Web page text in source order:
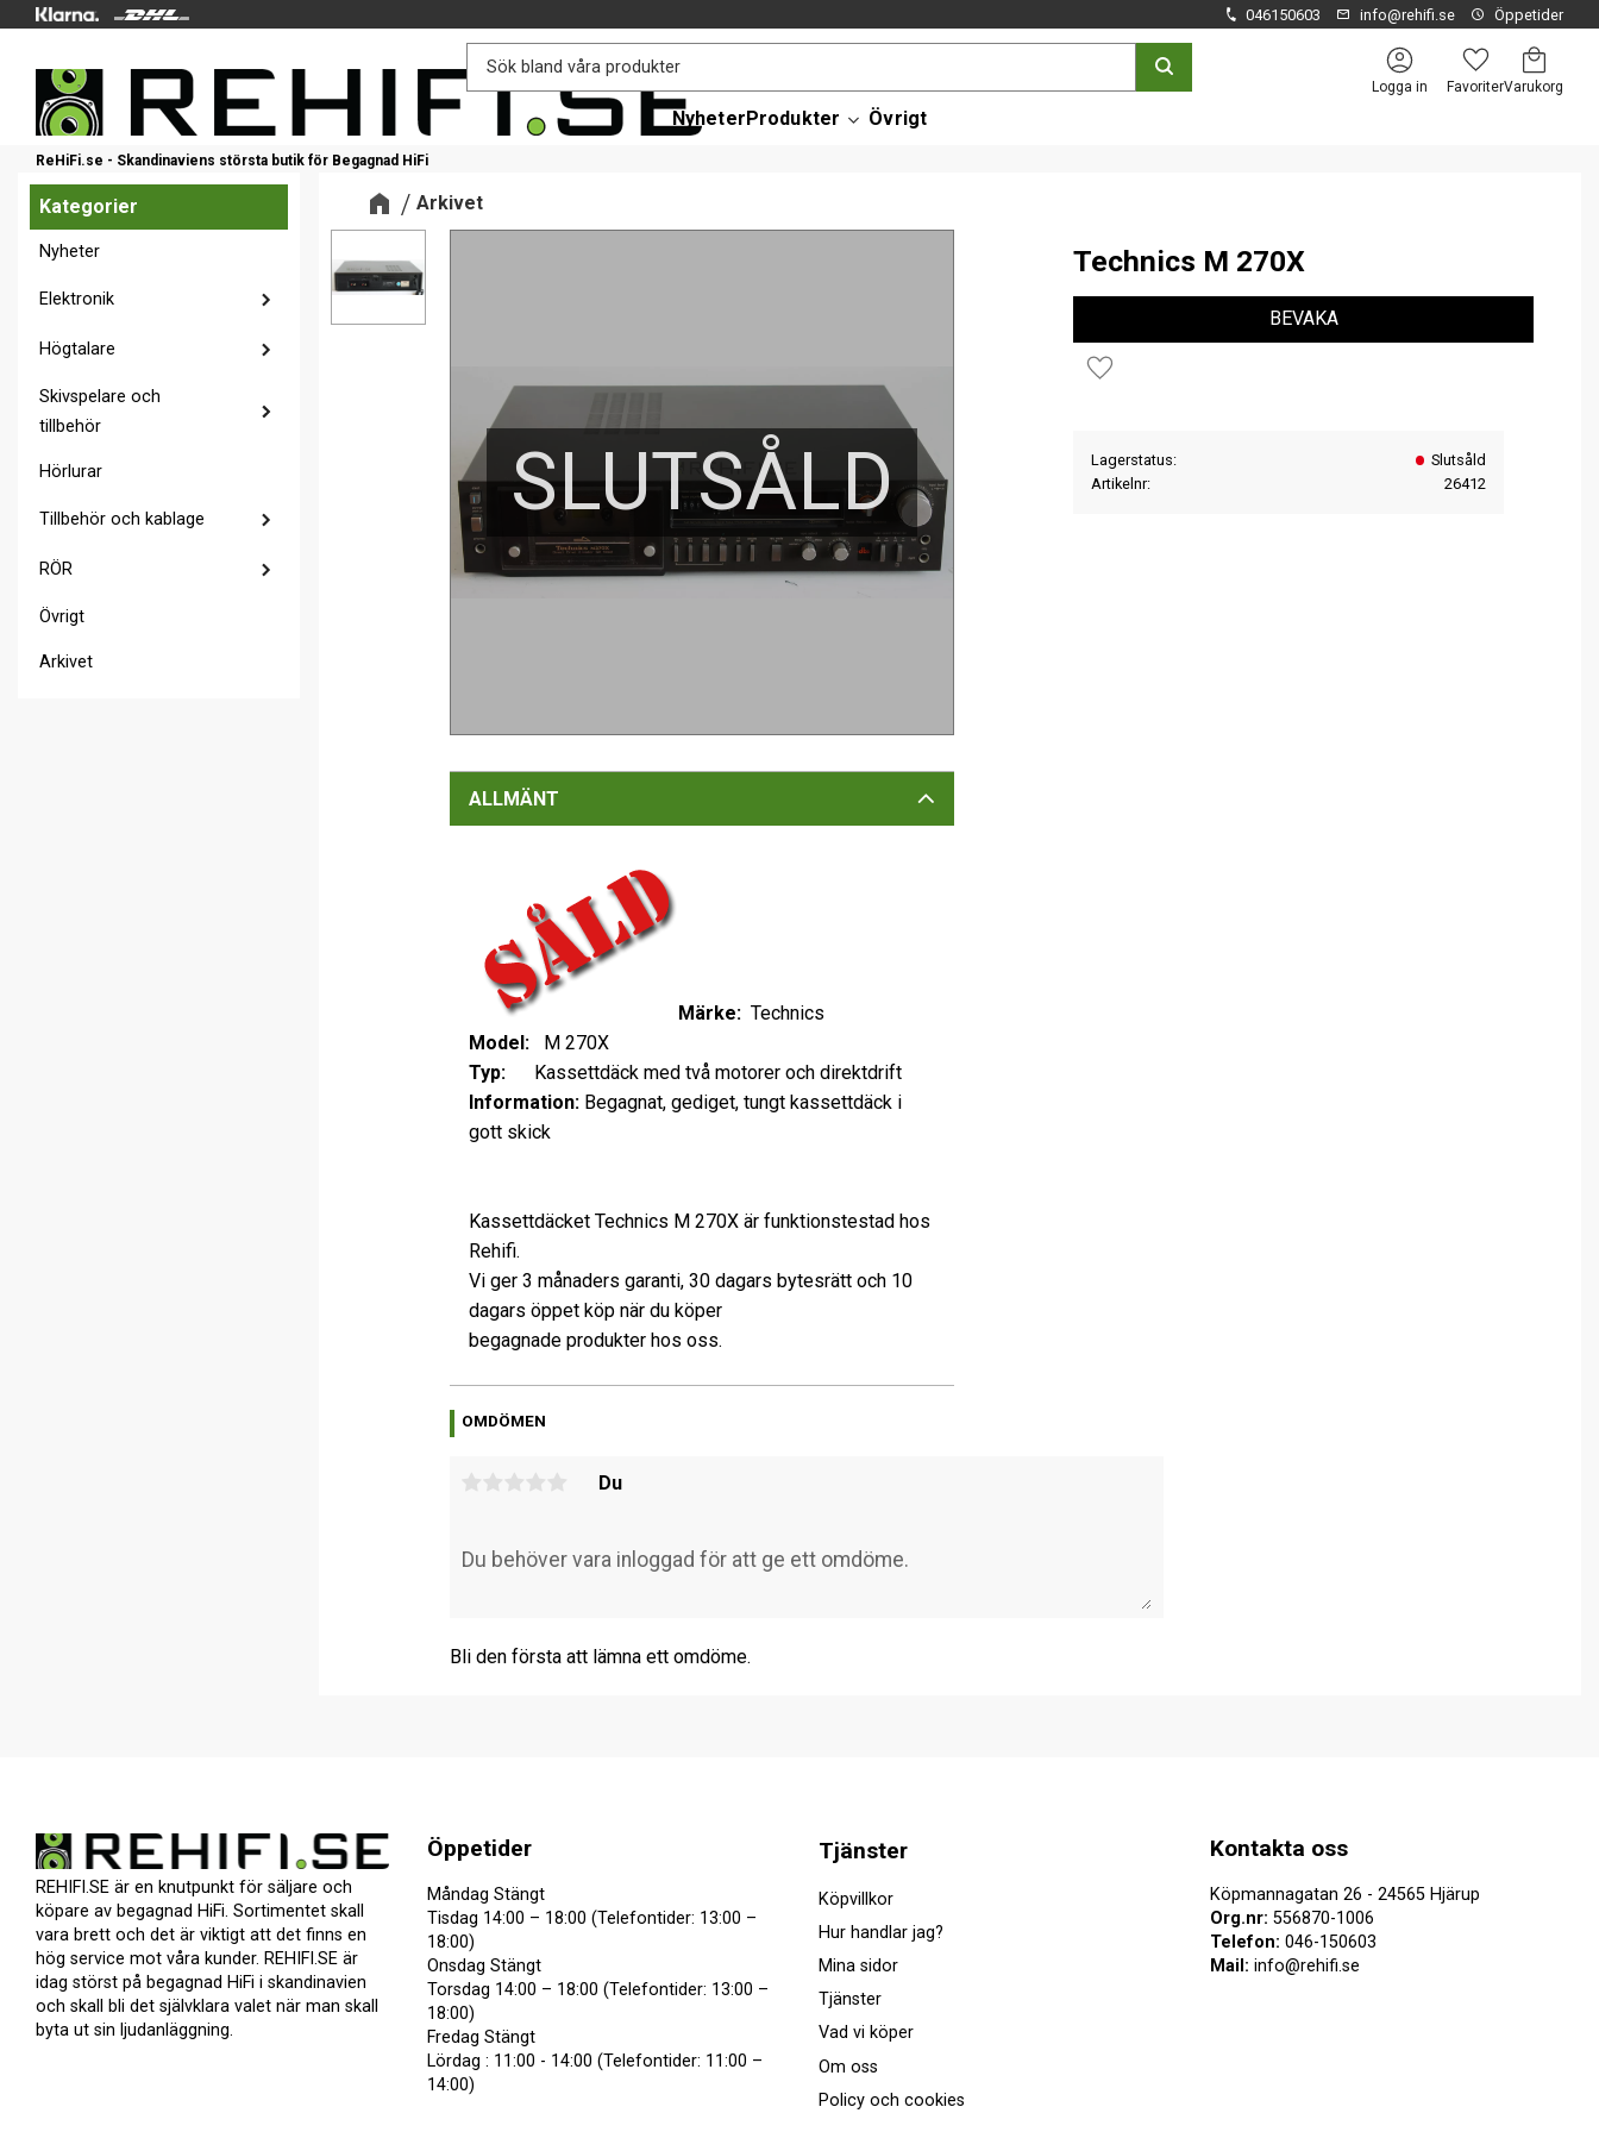
046150603 info@rehifi.se Öppetider
ReHiFi.se - Skandinaviens största butik för Begagnad HiFi
Logga in
Favoriter
Kundvagn
NyheterProdukter Övrigt
Arkivet
Technics M 270X
SLUTSÅLD
Lägg till i favoriter
BEVAKA
Lagerstatus
Slutsåld
Artikelnr
26412
ALLMÄNT
Märke:Technics
Model:M 270X
Typ:Kassettdäck med två motorer och direktdrift
Information:Begagnat, gediget, tungt kassettdäck i
gott skick
Kassettdäcket Technics M 270X är funktionstestad hos
Rehifi.
Vi ger 3 månaders garanti, 30 dagars bytesrätt och 10
dagars öppet köp när du köper
begagnade produkter hos oss.
OMDÖMEN
Du
Bli den första att lämna ett omdöme.
Kategorier
Nyheter
Elektronik
Högtalare
Skivspelare och
tillbehör
Hörlurar
Tillbehör och kablage
RÖR
Övrigt
Arkivet
REHIFI.SE är en knutpunkt för säljare och
köpare av begagnad HiFi. Sortimentet skall
vara brett och det är viktigt att det finns en
hög service mot våra kunder. REHIFI.SE är
idag störst på begagnad HiFi i skandinavien
och skall bli det självklara valet när man skall
byta ut sin ljudanläggning.
Öppetider
Måndag Stängt
Tisdag 14:00 – 18:00 (Telefontider: 13:00 –
18:00)
Onsdag Stängt
Torsdag 14:00 – 18:00 (Telefontider: 13:00 –
18:00)
Fredag Stängt
Lördag : 11:00 - 14:00 (Telefontider: 11:00 –
14:00)
Kontakta oss
Köpmannagatan 26 - 24565 Hjärup
Org.nr: 556870-1006
Telefon: 046-150603
Mail: info@rehifi.se
Tjänster
Köpvillkor
Hur handlar jag?
Mina sidor
Tjänster
Vad vi köper
Om oss
Policy och cookies